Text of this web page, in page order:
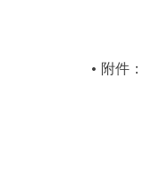
附件